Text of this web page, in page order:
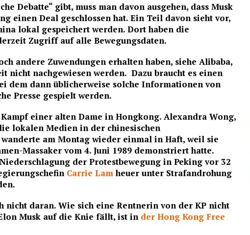
Debatte“ gibt, muss man davon ausgehen, dass Musk
einen Deal geschlossen hat. Ein Teil davon sieht vor,
lokal gespeichert werden. Dort haben die
Zugriff auf alle Bewegungsdaten.
andere Zuwendungen erhalten haben, siehe Alibaba,
nicht nachgewiesen werden. Dazu braucht es einen
dem dann üblicherweise solche Informationen von
Presse gespielt werden.
einer alten Dame in Hongkong. Alexandra Wong,
lokalen Medien in der chinesischen
am Montag wieder einmal in Haft, weil sie
Massaker vom 4. Juni 1989 demonstriert hatte.
der Protestbewegung in Peking vor 32
Carrie Lamheuer unter Strafandrohung
daran. Wie sich eine Rentnerin von der KP nicht
Musk auf die Knie fällt, ist in der Hong Kong Free